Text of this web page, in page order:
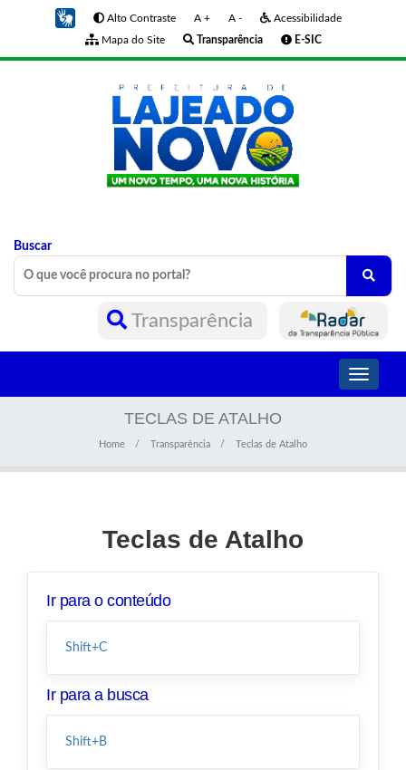
Alto Contraste A + A -
Acessibilidade
Mapa do Site
Transparência E-SIC
Buscar
Transparência
Toggle
TECLAS DE ATALHO
Home Transparência Teclas de Atalho
Teclas de Atalho
Ir para o conteúdo
Shift+C
Ir para a busca
Shift+B